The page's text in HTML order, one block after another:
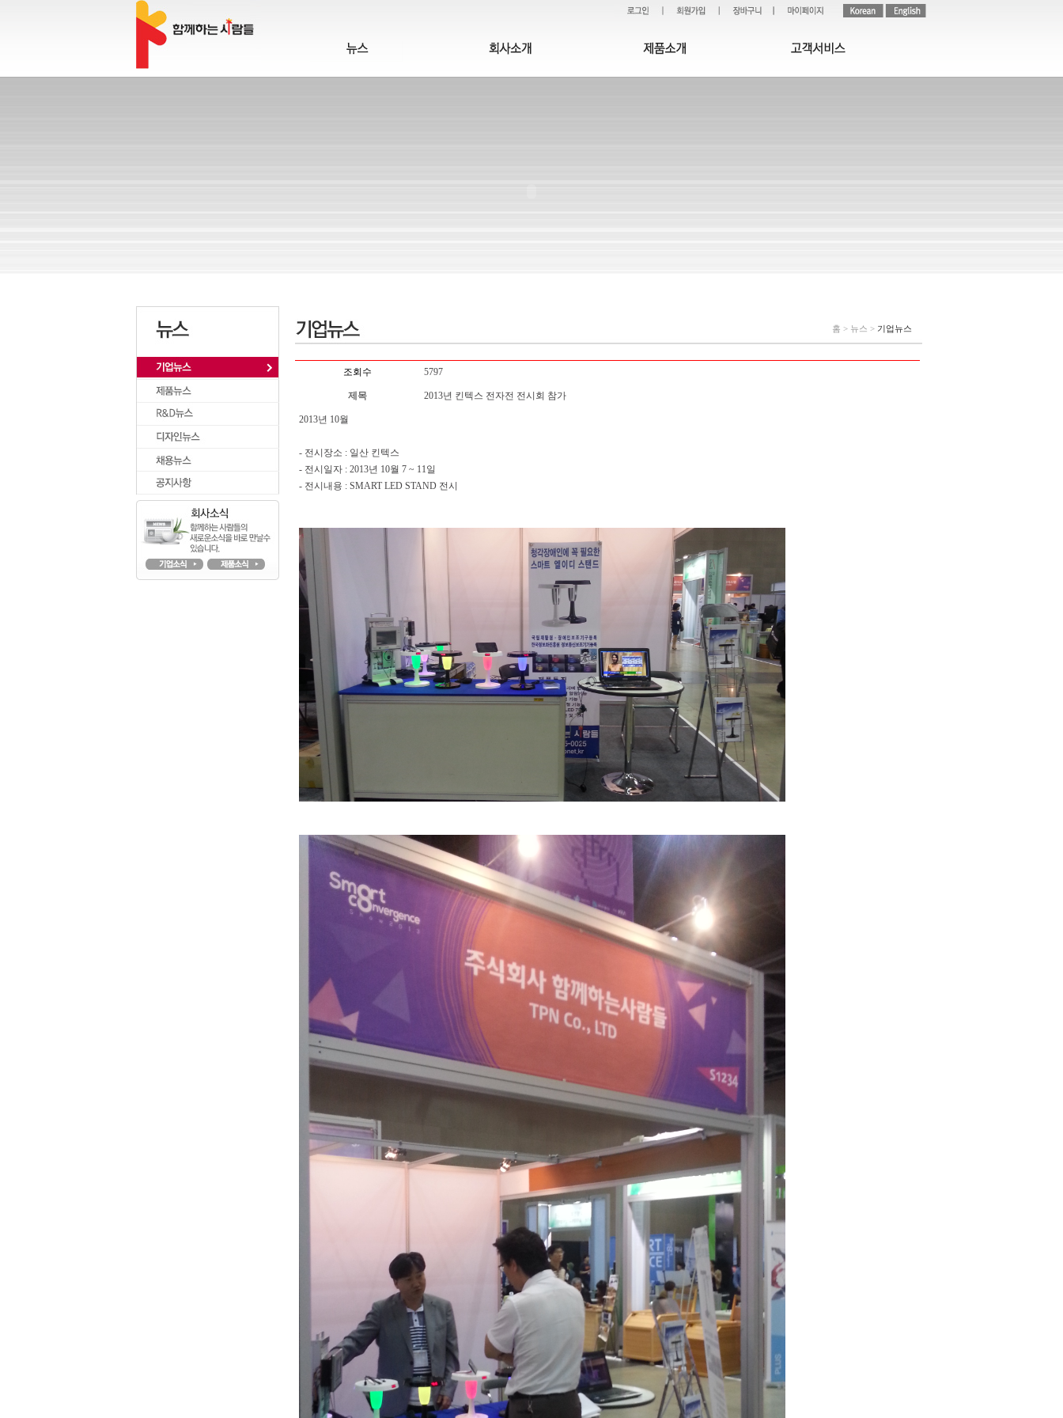
홈 > 뉴스 > 기업뉴스
조회수 5797
제목 2013년 킨텍스 전자전 전시회 참가
2013년 10월
- 전시장소 : 일산 킨텍스
- 전시일자 : 2013년 10월 7 ~ 11일
- 전시내용 : SMART LED STAND 전시